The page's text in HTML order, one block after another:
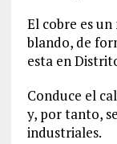
El cobre es
blando, de
esta en
Conduce el
y, por tanto,
industriales.